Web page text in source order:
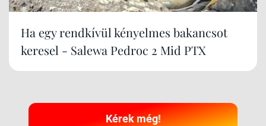
Ha egy rendkívül kényelmes bakancsot
keresel - Salewa Pedroc 2 Mid PTX
Kérek még!